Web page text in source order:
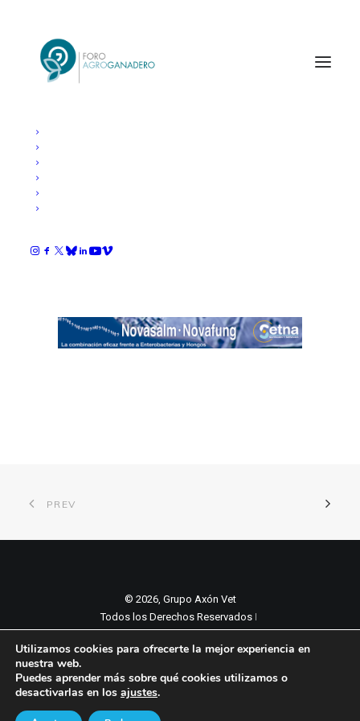
PREV
© 2026, Grupo Axón Vet
Todos los Derechos Reservados ǀ
Política de cookies
Utilizamos cookies para ofrecerte la mejor experiencia en
nuestra web.
Puedes aprender más sobre qué cookies utilizamos o
desactivarlas en los ajustes.